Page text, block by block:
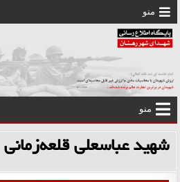
پرش
محتوا
منو
منو
شهید عباسعلی قلعه‌زمانی